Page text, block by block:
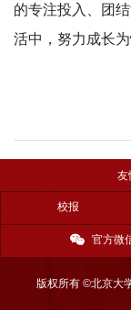
的专注投入、团
活中，努力成长
友
校报
官方微
版权所有 ©北京大